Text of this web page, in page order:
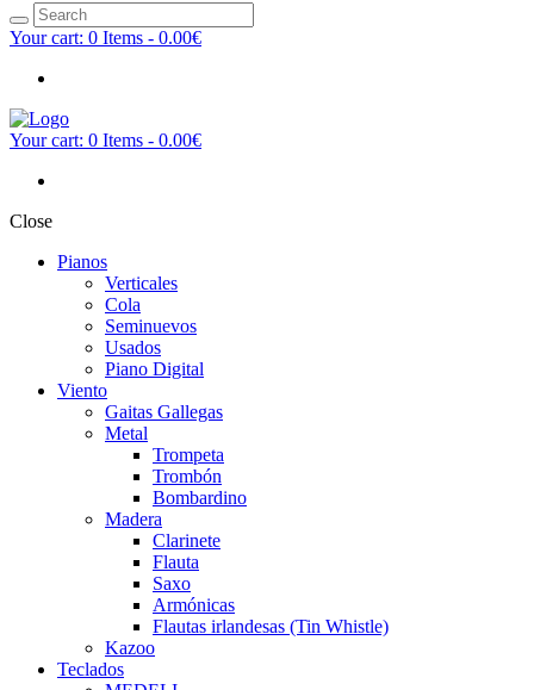
Your cart: 0 Items - 0.00€
Your cart: 0 Items - 0.00€
Close
Pianos
Verticales
Cola
Seminuevos
Usados
Piano Digital
Viento
Gaitas Gallegas
Metal
Trompeta
Trombón
Bombardino
Madera
Clarinete
Flauta
Saxo
Armónicas
Flautas irlandesas (Tin Whistle)
Kazoo
Teclados